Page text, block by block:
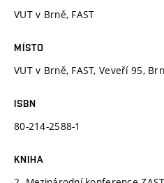
VUT v Brně, FAST
MÍSTO
VUT v Brně, FAST, Veveří 95,
ISBN
80-214-2588-1
KNIHA